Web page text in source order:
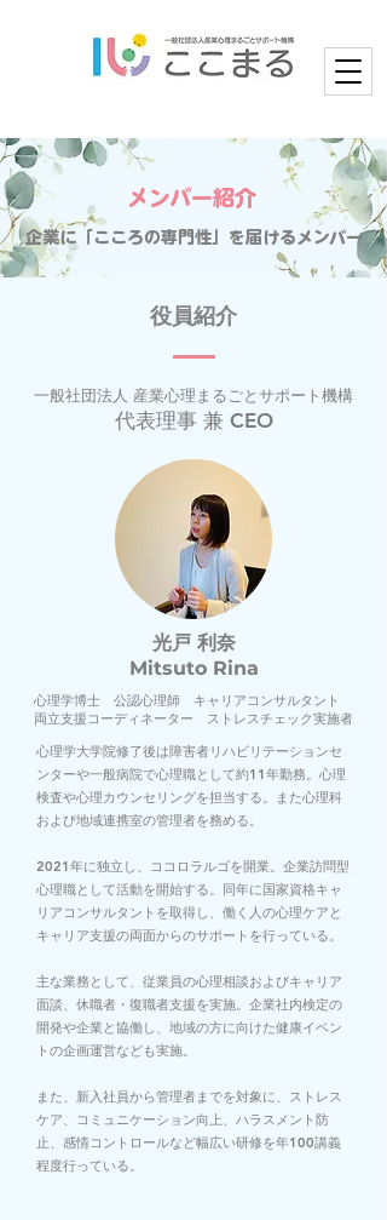
​メンバー紹介
企業に「こころの専門性」を届けるメンバー
​役員紹介
一般社団法人 産業心理まるごとサポート機構
代表理事 兼 CEO
​光戸 利奈
Mitsuto Rina
​心理学博士 公認心理師 キャリアコンサルタント
両立支援コーディネーター ストレスチェック実施者
心理学大学院修了後は障害者リハビリテーションセ
ンターや一般病院で心理職として約11年勤務。心理
検査や心理カウンセリングを担当する。また心理科
および地域連携室の管理者を務める。
​2021年に独立し、ココロラルゴを開業。企業訪問型
心理職として活動を開始する。同年に 国家資格キャ
リアコンサルタントを取得し、働く人の心理ケアと
キャリア支援の両面からのサポートを行っている。
主な業務として、従業員の心理相談およびキャリア
面談、休職者・復職者支援を実施。企業社内検定の
開発や企業と協働し、地域の方に向けた健康イベン
トの企画運営なども実施。
​また、新入社員から管理者までを対象に、ストレス
ケア、コミュニケーション向上、ハラスメント防
止、感情コントロールなど幅広い研修を年100講義
程度行っている。